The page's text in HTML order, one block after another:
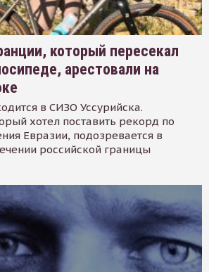
который пересекал
арестовали на
в СИЗО Уссурийска.
хотел поставить рекорд по
Евразии, подозревается в
российской границы